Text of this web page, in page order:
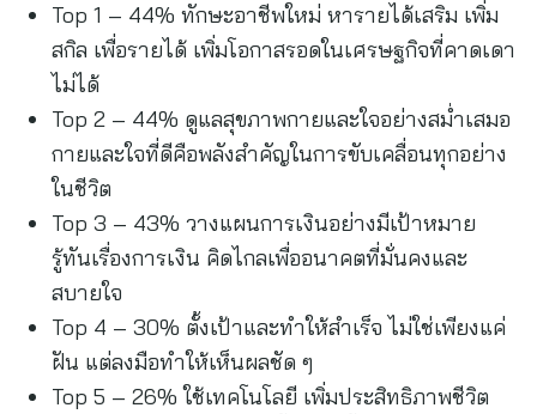
Top 1 – 44% ทักษะอาชีพใหม่ หารายได้เสริม เพิ่ม
สกิล เพื่อรายได้ เพิ่มโอกาสรอดในเศรษฐกิจที่คาดเดา
ไม่ได้
Top 2 – 44% ดูแลสุขภาพกายและใจอย่างสม่ำเสมอ
กายและใจที่ดีคือพลังสำคัญในการขับเคลื่อนทุกอย่าง
ในชีวิต
Top 3 – 43% วางแผนการเงินอย่างมีเป้าหมาย
รู้ทันเรื่องการเงิน คิดไกลเพื่ออนาคตที่มั่นคงและ
สบายใจ
Top 4 – 30% ตั้งเป้าและทำให้สำเร็จ ไม่ใช่เพียงแค่
ฝัน แต่ลงมือทำให้เห็นผลชัด ๆ
Top 5 – 26% ใช้เทคโนโลยี เพิ่มประสิทธิภาพชีวิต